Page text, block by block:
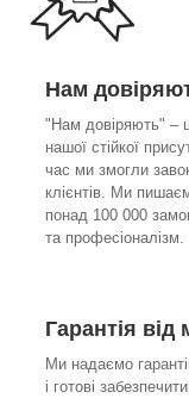
Нам
"Нам довіряють" –
нашої стійкої
час ми змогли
клієнтів. Ми
понад 100 000
та професіоналізм.
Гарантія від
Ми надаємо
і готові